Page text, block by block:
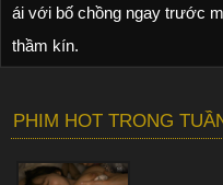
ái với bố chồng ngay trước
thầm kín.
PHIM HOT TRONG